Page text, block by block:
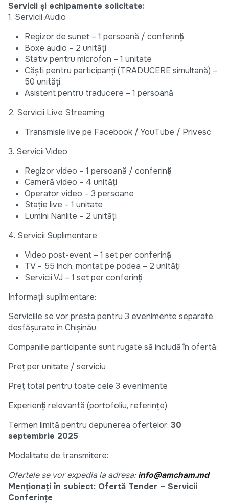
Servicii și echipamente solicitate:
1. Servicii Audio
Regizor de sunet – 1 persoană / conferință
Boxe audio – 2 unități
Stativ pentru microfon – 1 unitate
Căști pentru participanți (TRADUCERE simultană) –
50 unități
Asistent pentru traducere – 1 persoană
2. Servicii Live Streaming
Transmisie live pe Facebook / YouTube / Privesc
3. Servicii Video
Regizor video – 1 persoană / conferință
Cameră video – 4 unități
Operator video – 3 persoane
Stație live – 1 unitate
Lumini Nanlite – 2 unități
4. Servicii Suplimentare
Video post-event – 1 set per conferință
TV – 55 inch, montat pe podea – 2 unități
Servicii VJ – 1 set per conferință
Informații suplimentare:
Serviciile se vor presta pentru 3 evenimente separate,
desfășurate în Chișinău.
Companiile participante sunt rugate să includă în ofertă:
Preț per unitate / serviciu
Preț total pentru toate cele 3 evenimente
Experiență relevantă (portofoliu, referințe)
Termen limită pentru depunerea ofertelor: 30
septembrie 2025
Modalitate de transmitere:
Ofertele se vor expedia la adresa:info@amcham.md
Menționați în subiect: Ofertă Tender – Servicii
Conferințe